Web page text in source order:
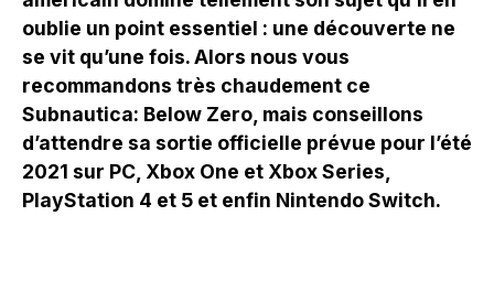
oublie un point essentiel : une découverte ne
se vit qu’une fois. Alors nous vous
recommandons très chaudement ce
Subnautica: Below Zero, mais conseillons
d’attendre sa sortie officielle prévue pour l’été
2021 sur PC, Xbox One et Xbox Series,
PlayStation 4 et 5 et enfin Nintendo Switch.